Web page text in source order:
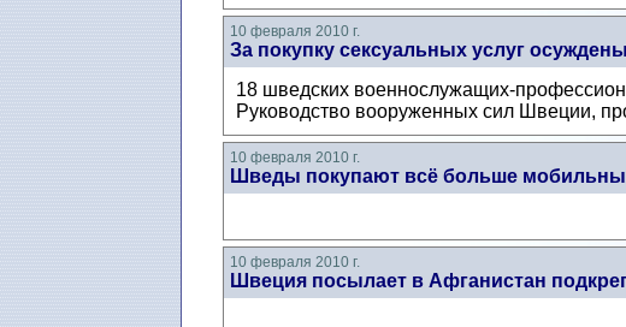
10 февраля 2010 г.
За покупку сексуальных услуг
18 шведских военнослужащих-
Руководство вооруженных сил Швеции,
10 февраля 2010 г.
Шведы покупают всё больше
10 февраля 2010 г.
Швеция посылает в Афганистан